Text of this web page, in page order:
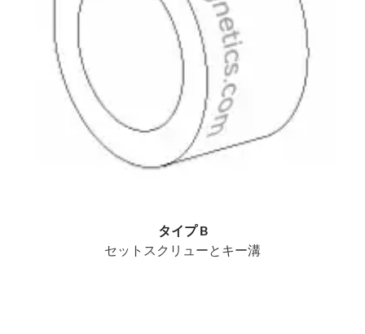
タイプ B
セットスクリューとキー溝